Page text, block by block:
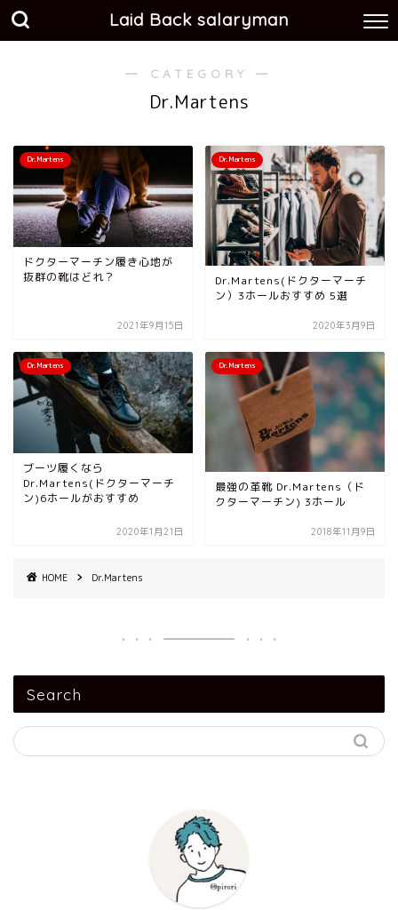
Laid Back salaryman
― CATEGORY ―
Dr.Martens
Dr.Martens
ドクターマーチン履き心地が
抜群の靴はどれ？
2021年9月15日
Dr.Martens
Dr.Martens(ドクターマーチ
ン）3ホールおすすめ 5選
2020年3月9日
Dr.Martens
ブーツ履くなら
Dr.Martens(ドクターマーチ
ン)6ホールがおすすめ
2020年1月21日
Dr.Martens
最強の革靴 Dr.Martens（ド
クターマーチン) 3ホール
2018年11月9日
HOME Dr.Martens
Search